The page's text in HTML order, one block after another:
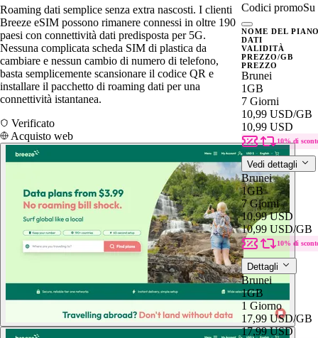
Roaming dati semplice senza extra nascosti. I clienti
Breeze eSIM possono rimanere connessi in oltre 190
paesi con connettività dati predisposta per 5G.
Nessuna complicata scheda SIM di plastica da
cambiare e nessun cambio di numero di telefono,
basta semplicemente scansionare il codice QR e
installare il pacchetto di roaming dati per una
connettività istantanea.
Verificato
Acquisto web
Codici promo
NOME DEL PIANO
DATI
VALIDITÀ
PREZZO/GB
PREZZO
Brunei
1GB
7 Giorni
10,99 USD/GB
10,99 USD
10% di
Vedi dettagli
Brunei
1GB
7 Giorni
10,99 USD
10,99 USD/GB
10% di
Dettagli
Brunei
1GB
1 Giorno
17,99 USD/GB
17,99 USD